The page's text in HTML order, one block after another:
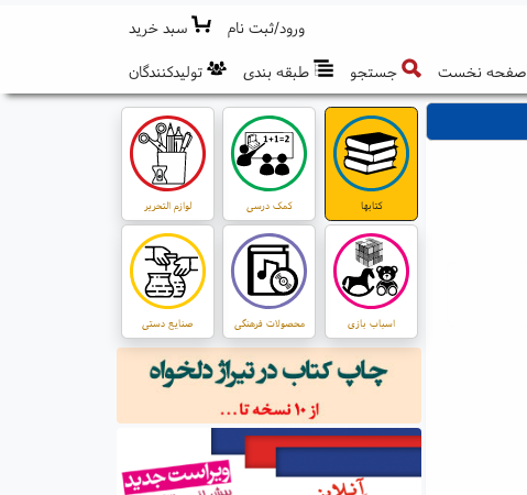
ورود/ثبت نام
سبد خرید
صفحه نخست
جستجو طبقه بندی تولیدکنندگان
کتابها کمک درسی لوازم التحریر
اسباب بازی محصولات فرهنگی صنایع دستی